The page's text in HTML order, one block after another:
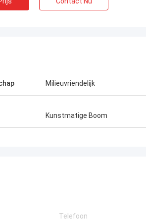
Milieuvriendelijk
Kunstmatige Boom